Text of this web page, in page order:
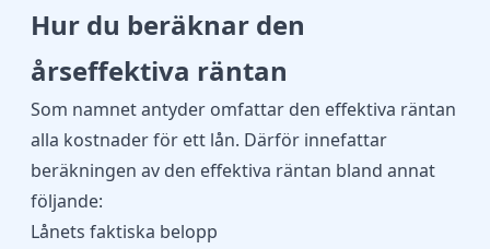
Hur du beräknar den
årseffektiva räntan
Som namnet antyder omfattar den effektiva räntan
alla kostnader för ett lån. Därför innefattar
beräkningen av den effektiva räntan bland annat
följande:
Lånets faktiska belopp